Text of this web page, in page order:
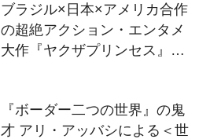
ブラジル×日本×アメリカ合作
の超絶アクション・エンタメ
大作『ヤクザプリンセス』予
『ボーダー二つの世界』の鬼
才 アリ・アッバシによる＜世